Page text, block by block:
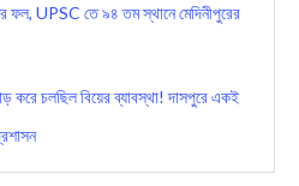
UPSC তে ৯৪ তম স্থানে মেদিনীপুরের
চলছিল বিয়ের ব্যাবস্থা! দাসপুরে একই